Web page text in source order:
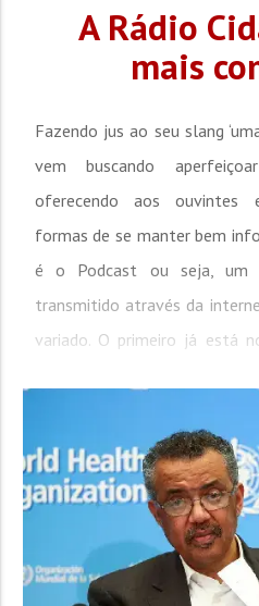
A Rádio
mais
Fazendo jus ao seu slang
vem buscando
oferecendo aos ouvintes
formas de se manter bem
é o Podcast ou seja, um
transmitido através da
variado. O primeiro já está